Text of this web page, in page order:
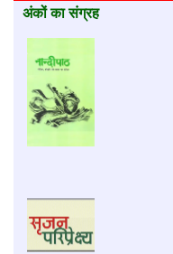
अंकों का संग्रह